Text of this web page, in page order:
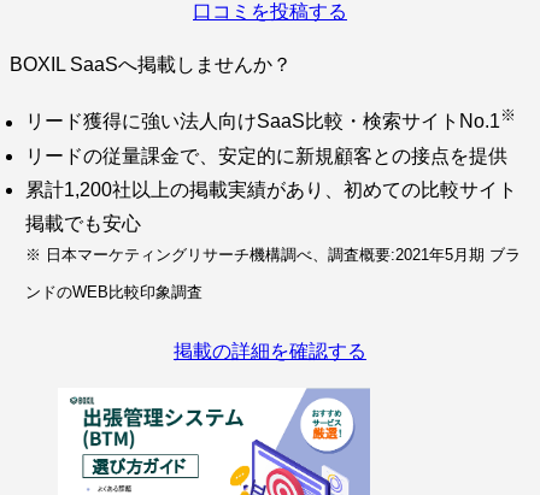
口コミを投稿する
BOXIL SaaSへ掲載しませんか？
リード獲得に強い法人向けSaaS比較・検索サイトNo.1※
リードの従量課金で、安定的に新規顧客との接点を提供
累計1,200社以上の掲載実績があり、初めての比較サイト
掲載でも安心
※ 日本マーケティングリサーチ機構調べ、調査概要:2021年5月期 ブラ
ンドのWEB比較印象調査
掲載の詳細を確認する